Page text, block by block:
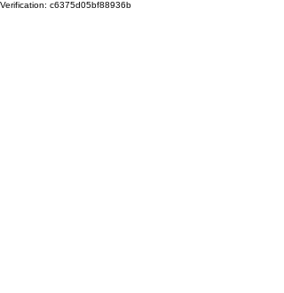
Verification: c6375d05bf88936b